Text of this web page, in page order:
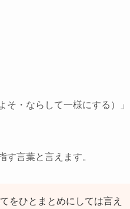
・ならして一様にする）」
言葉と言えます。
をひとまとめにしては言え